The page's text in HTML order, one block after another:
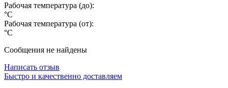
Рабочая температура (до):
°C
Рабочая температура (от):
°C
Сообщения не найдены
Написать отзыв
Быстро и качественно доставляем